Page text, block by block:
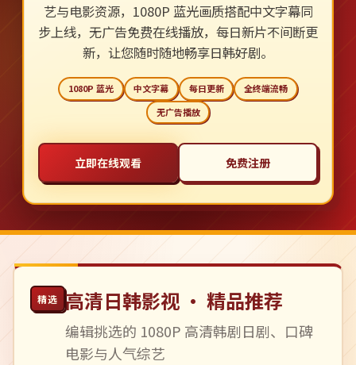
艺与电影资源，1080P 蓝光画质搭配中文字幕同
步上线，无广告免费在线播放，每日新片不间断更
新，让您随时随地畅享日韩好剧。
1080P 蓝光 中文字幕 每日更新
全终端流畅
无广告播放
立即在线观看 免费注册
精选 高清日韩影视 · 精品推荐
编辑挑选的 1080P 高清韩剧日剧、口碑
电影与人气综艺